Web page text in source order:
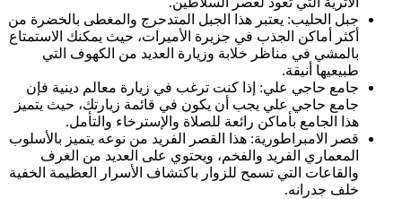
جبل الحليب: يعتبر هذا الجبل المتدحرج والمغطى بالخضرة من
أكثر أماكن الجذب في جزيرة الأميرات، حيث يمكنك الاستمتاع
بالمشي في مناظر خلابة وزيارة العديد من الكهوف التي
طبيعيها أنيقة.
جامع حاجي علي: إذا كنت ترغب في زيارة معالم دينية فإن
جامع حاجي علي يجب أن يكون في قائمة زيارتك، حيث يتميز
هذا الجامع بأماكن رائعة للصلاة والإسترخاء والتأمل.
قصر الامبراطورية: هذا القصر الفريد من نوعه يتميز بالأسلوب
المعماري الفريد والفخم، ويحتوي على العديد من الغرف
والقاعات التي تسمح للزوار باكتشاف الأسرار العظيمة الخفية
خلف جدرانه.